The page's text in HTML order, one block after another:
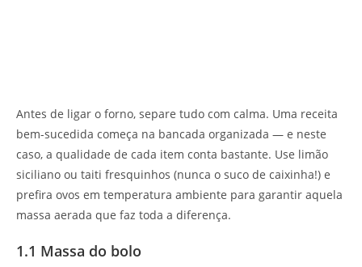
Antes de ligar o forno, separe tudo com calma. Uma receita
bem-sucedida começa na bancada organizada — e neste
caso, a qualidade de cada item conta bastante. Use limão
siciliano ou taiti fresquinhos (nunca o suco de caixinha!) e
prefira ovos em temperatura ambiente para garantir aquela
massa aerada que faz toda a diferença.
1.1 Massa do bolo